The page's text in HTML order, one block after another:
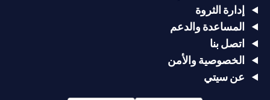
إدارة الثروة
المساعدة والدعم
اتصل بنا
الخصوصية والأمن
عن سيتي